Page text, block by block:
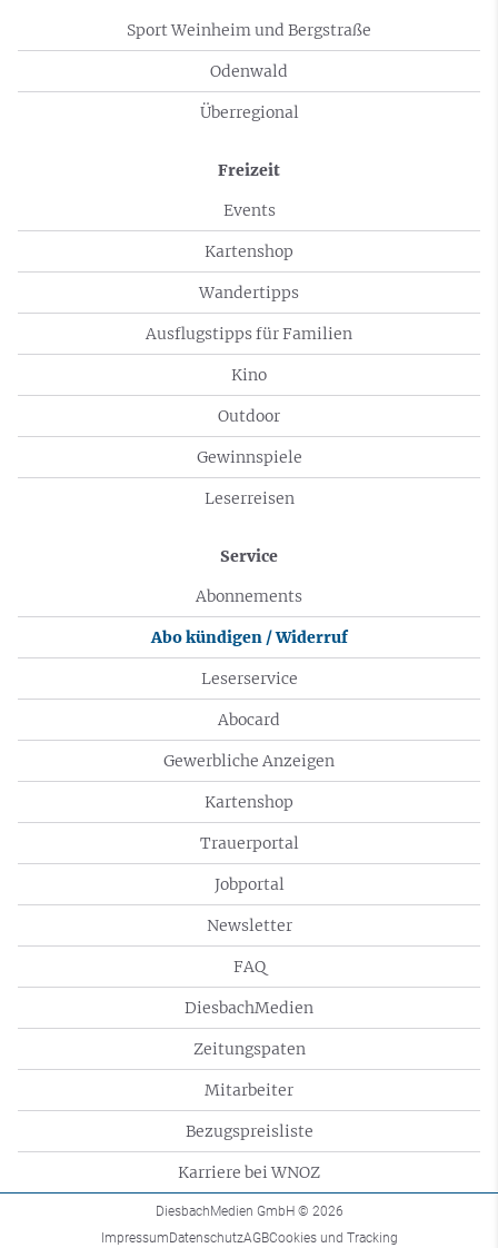
Sport Weinheim und Bergstraße
Odenwald
Überregional
Freizeit
Events
Kartenshop
Wandertipps
Ausflugstipps für Familien
Kino
Outdoor
Gewinnspiele
Leserreisen
Service
Abonnements
Abo kündigen / Widerruf
Leserservice
Abocard
Gewerbliche Anzeigen
Kartenshop
Trauerportal
Jobportal
Newsletter
FAQ
DiesbachMedien
Zeitungspaten
Mitarbeiter
Bezugspreisliste
Karriere bei WNOZ
DiesbachMedien GmbH © 2026
ImpressumDatenschutzAGBCookies und Tracking